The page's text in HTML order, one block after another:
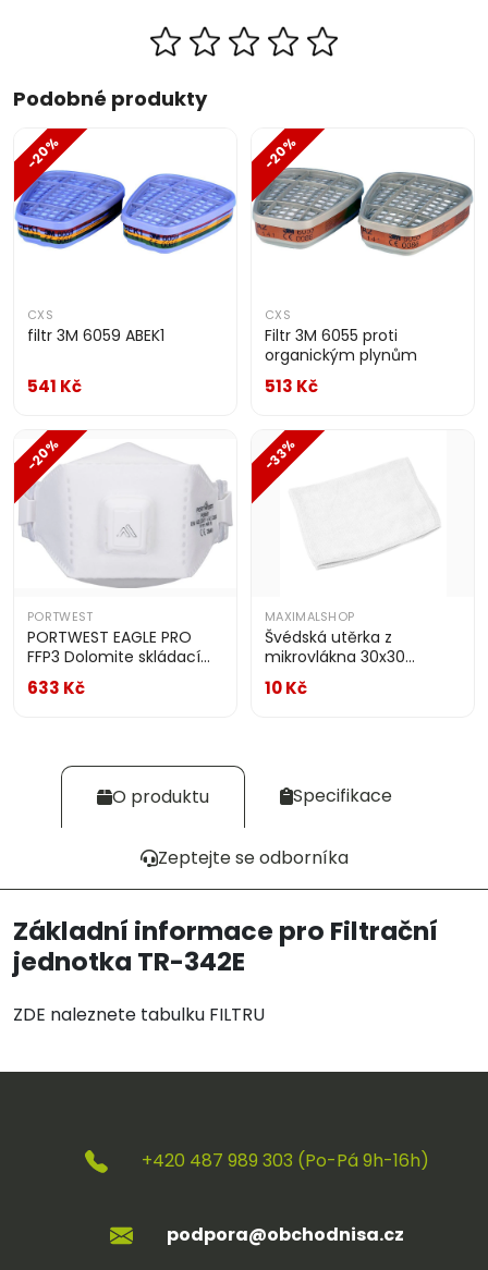
Podobné produkty
-20%
CXS
filtr 3M 6059 ABEK1
541 Kč
-20%
CXS
Filtr 3M 6055 proti
organickým plynům
513 Kč
-20%
PORTWEST
PORTWEST EAGLE PRO
FFP3 Dolomite skládací
respirátor s ventilkem
(balení 10 ks) bílá
633 Kč
-33%
MAXIMALSHOP
Švédská utěrka z
mikrovlákna 30x30
DYKENO
10 Kč
O produktu Specifikace
Zeptejte se odborníka
Základní informace pro Filtrační
jednotka TR-342E
ZDE naleznete tabulku FILTRU
+420 487 989 303 (Po-Pá 9h-16h)
podpora@obchodnisa.cz